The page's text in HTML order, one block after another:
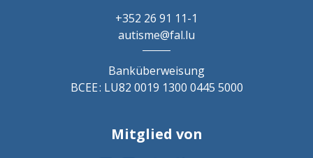
+352 26 91 11-1
autisme@fal.lu
Banküberweisung
BCEE : LU82 0019 1300 0445 5000
Mitglied von